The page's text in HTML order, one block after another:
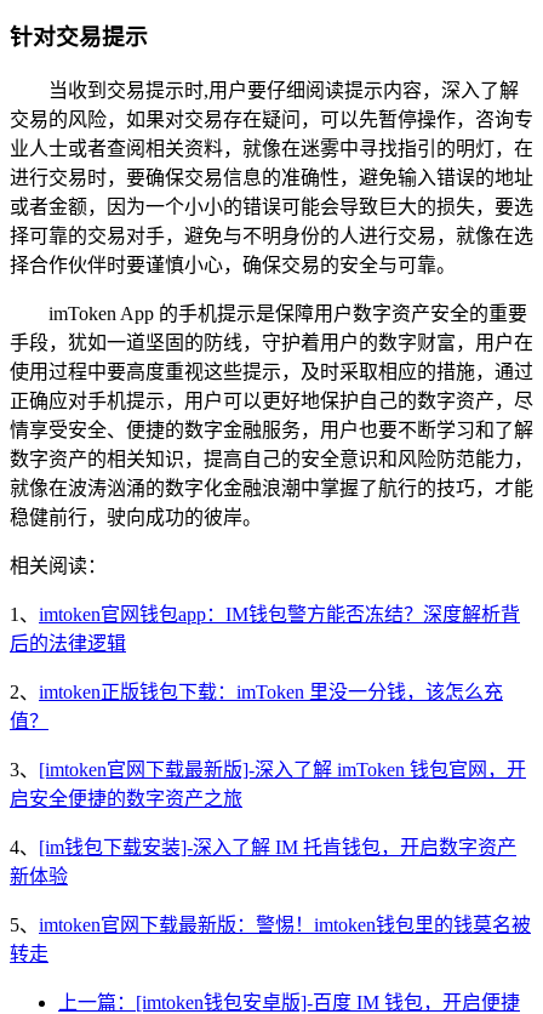
针对交易提示
当收到交易提示时,用户要仔细阅读提示内容，深入了解
交易的风险，如果对交易存在疑问，可以先暂停操作，咨询专
业人士或者查阅相关资料，就像在迷雾中寻找指引的明灯，在
进行交易时，要确保交易信息的准确性，避免输入错误的地址
或者金额，因为一个小小的错误可能会导致巨大的损失，要选
择可靠的交易对手，避免与不明身份的人进行交易，就像在选
择合作伙伴时要谨慎小心，确保交易的安全与可靠。
imToken App 的手机提示是保障用户数字资产安全的重要
手段，犹如一道坚固的防线，守护着用户的数字财富，用户在
使用过程中要高度重视这些提示，及时采取相应的措施，通过
正确应对手机提示，用户可以更好地保护自己的数字资产，尽
情享受安全、便捷的数字金融服务，用户也要不断学习和了解
数字资产的相关知识，提高自己的安全意识和风险防范能力，
就像在波涛汹涌的数字化金融浪潮中掌握了航行的技巧，才能
稳健前行，驶向成功的彼岸。
相关阅读：
1、 imtoken官网钱包app：IM钱包警方能否冻结？深度解析背
后的法律逻辑
2、 imtoken正版钱包下载：imToken 里没一分钱，该怎么充
值？
3、 [imtoken官网下载最新版]-深入了解 imToken 钱包官网，开
启安全便捷的数字资产之旅
4、 [im钱包下载安装]-深入了解 IM 托肯钱包，开启数字资产
新体验
5、 imtoken官网下载最新版：警惕！imtoken钱包里的钱莫名被
转走
上一篇：[imtoken钱包安卓版]-百度 IM 钱包，开启便捷